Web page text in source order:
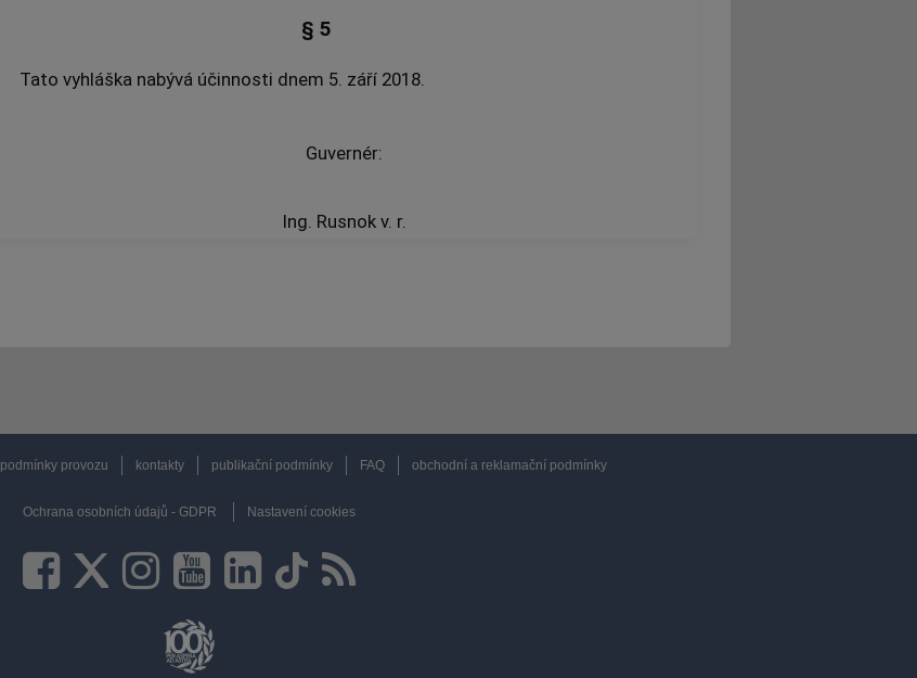
§ 5
Tato vyhláška nabývá účinnosti dnem 5. září 2018.
Guvernér:
Ing. Rusnok v. r.
podmínky provozu kontakty publikační podmínky FAQ obchodní a reklamační podmínky
Ochrana osobních údajů - GDPR Nastavení cookies